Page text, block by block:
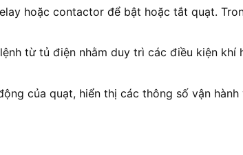
hoặc contactor để bật hoặc tắt quạt.
từ tủ điện nhằm duy trì các điều kiện khí
của quạt, hiển thị các thông số vận